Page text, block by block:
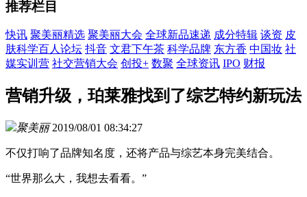
推荐栏目
快讯 聚美丽精选 聚美丽大会 全球新品速递 成分特辑 谈资 皮
肤科学百人论坛 抖音 文君下午茶 科学品牌 东方香 中国妆 社
媒实训营 社交营销大会 创投+ 数聚 全球资讯 IPO 财报
营销升级，珀莱雅找到了综艺特约新玩法
聚美丽 2019/08/01 08:34:27
不仅打响了品牌知名度，还将产品与综艺本身完美结合。
“世界那么大，我想去看看。”